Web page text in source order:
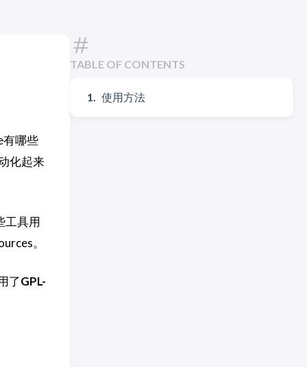
TABLE OF CONTENTS
使用方法
有哪些
化起来
工具用
。
了GPL-